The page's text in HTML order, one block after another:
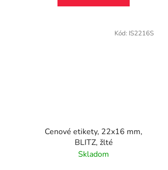
Cenové etikety, 22x16 mm,
BLITZ, žlté
Skladom
Kód: IS2216S